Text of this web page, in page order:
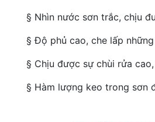
§ Nhìn nước sơn trắc, chịu
§ Độ phủ cao, che lấp
§ Chịu được sự chùi rửa
§ Hàm lượng keo trong sơn